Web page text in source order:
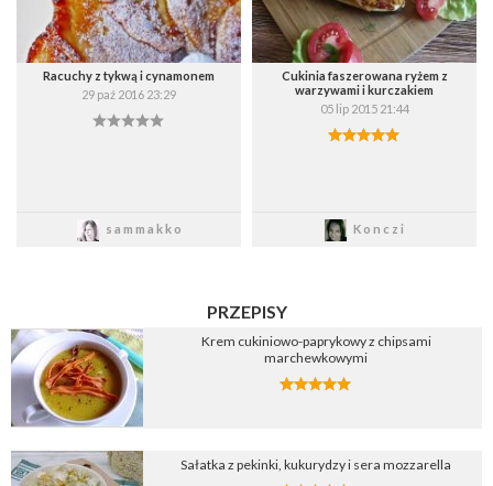
Racuchy z tykwą i cynamonem
29 paź 2016 23:29
sammakko
Zapisz
Cukinia faszerowana ryżem z
warzywami i kurczakiem
05 lip 2015 21:44
Konczi
Zapisz
PRZEPISY
Krem cukiniowo-paprykowy z chipsami
marchewkowymi
Sałatka z pekinki, kukurydzy i sera mozzarella